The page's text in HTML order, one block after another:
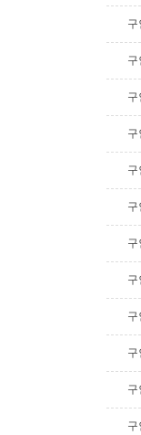
구
구
구
구
구
구
구
구
구
구
구
구